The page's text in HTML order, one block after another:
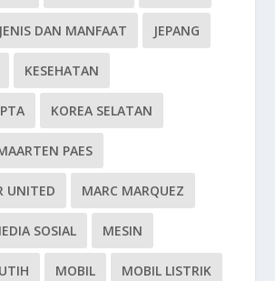
JENIS DAN MANFAAT JEPANG
KESEHATAN
KOREA SELATAN
PAES
UNITED MARC MARQUEZ
SOSIAL MESIN
MOBIL MOBIL LISTRIK